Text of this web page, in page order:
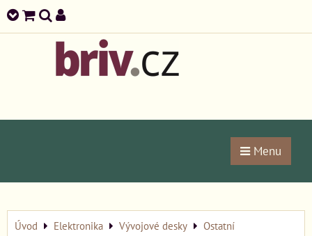
Menu
Úvod Elektronika Vývojové desky Ostatní